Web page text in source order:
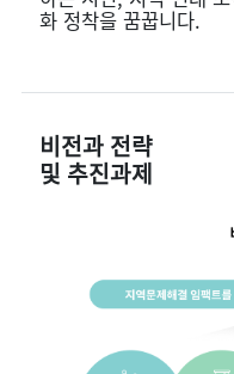
화 정착을 꿈꿉니다.
비전과 전략
및 추진과제